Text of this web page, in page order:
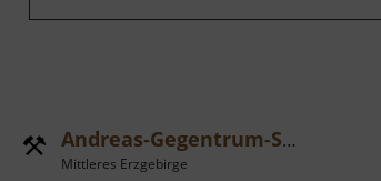
Andreas-Gegentrum-Stollen
Mittleres Erzgebirge